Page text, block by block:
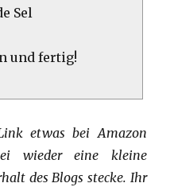
Sel
und fertig!
etwas bei Amazon
wieder eine kleine
des Blogs stecke. Ihr